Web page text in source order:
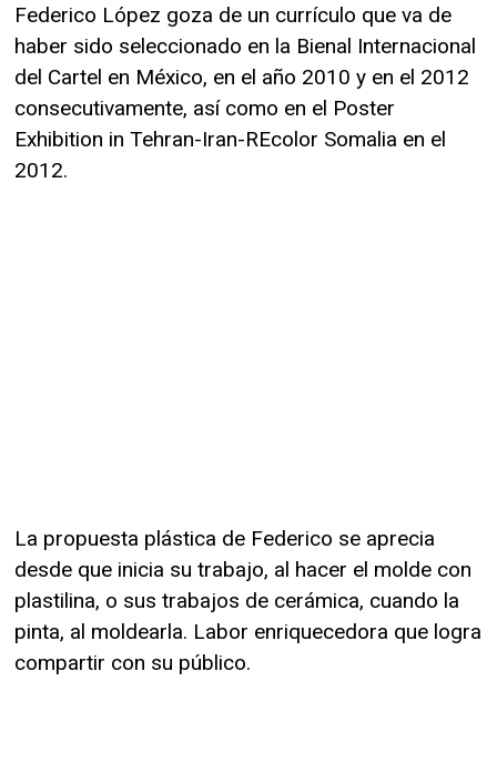
Federico López goza de un currículo que va de
haber sido seleccionado en la Bienal Internacional
del Cartel en México, en el año 2010 y en el 2012
consecutivamente, así como en el Poster
Exhibition in Tehran-Iran-REcolor Somalia en el
2012.
La propuesta plástica de Federico se aprecia
desde que inicia su trabajo, al hacer el molde con
plastilina, o sus trabajos de cerámica, cuando la
pinta, al moldearla. Labor enriquecedora que logra
compartir con su público.